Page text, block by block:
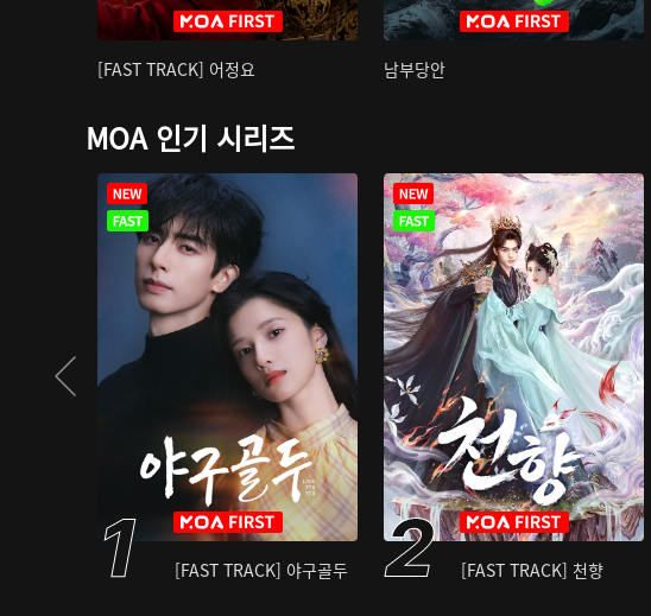
[FAST TRACK] 어정요 남부당안
MOA 인기 시리즈
[FAST TRACK] 야구골두 [FAST TRACK] 천향